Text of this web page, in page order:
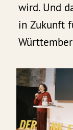
wird. Und
in Zukunft